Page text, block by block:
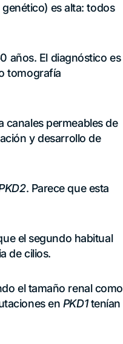
es alta: todos
años. El diagnóstico es
tomografía
canales permeables de
y desarrollo de
. Parece que esta
el segundo habitual
de cilios.
el tamaño renal como
en PKD1 tenían